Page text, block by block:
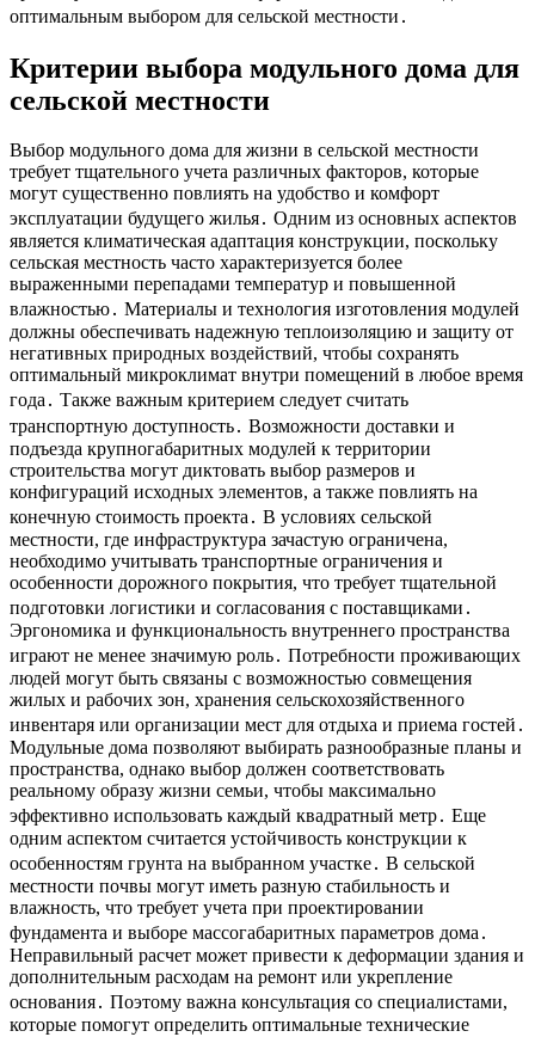
оптимальным выбором для сельской местности․
Критерии выбора модульного дома для
сельской местности
Выбор модульного дома для жизни в сельской местности
требует тщательного учета различных факторов, которые
могут существенно повлиять на удобство и комфорт
эксплуатации будущего жилья․ Одним из основных аспектов
является климатическая адаптация конструкции, поскольку
сельская местность часто характеризуется более
выраженными перепадами температур и повышенной
влажностью․ Материалы и технология изготовления модулей
должны обеспечивать надежную теплоизоляцию и защиту от
негативных природных воздействий, чтобы сохранять
оптимальный микроклимат внутри помещений в любое время
года․ Также важным критерием следует считать
транспортную доступность․ Возможности доставки и
подъезда крупногабаритных модулей к территории
строительства могут диктовать выбор размеров и
конфигураций исходных элементов, а также повлиять на
конечную стоимость проекта․ В условиях сельской
местности, где инфраструктура зачастую ограничена,
необходимо учитывать транспортные ограничения и
особенности дорожного покрытия, что требует тщательной
подготовки логистики и согласования с поставщиками․
Эргономика и функциональность внутреннего пространства
играют не менее значимую роль․ Потребности проживающих
людей могут быть связаны с возможностью совмещения
жилых и рабочих зон, хранения сельскохозяйственного
инвентаря или организации мест для отдыха и приема гостей․
Модульные дома позволяют выбирать разнообразные планы и
пространства, однако выбор должен соответствовать
реальному образу жизни семьи, чтобы максимально
эффективно использовать каждый квадратный метр․ Еще
одним аспектом считается устойчивость конструкции к
особенностям грунта на выбранном участке․ В сельской
местности почвы могут иметь разную стабильность и
влажность, что требует учета при проектировании
фундамента и выборе массогабаритных параметров дома․
Неправильный расчет может привести к деформации здания и
дополнительным расходам на ремонт или укрепление
основания․ Поэтому важна консультация со специалистами,
которые помогут определить оптимальные технические